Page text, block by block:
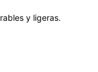
y ligeras.